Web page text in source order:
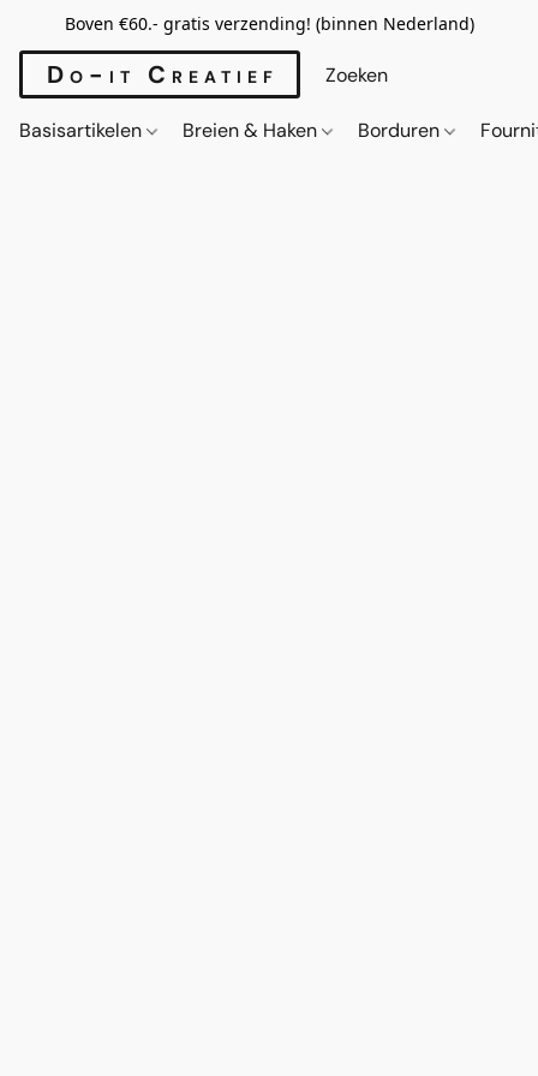
Boven €60.- gratis verzending! (binnen Nederland)
Do-it Creatief
Basisartikelen Breien & Haken Borduren